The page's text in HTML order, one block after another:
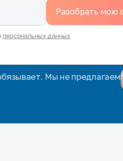
персональных данных
Мы не